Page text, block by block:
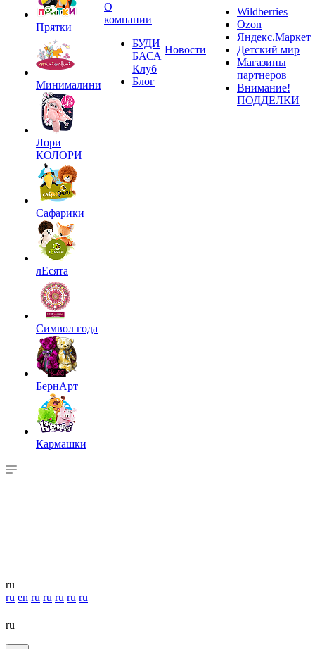
Прятки
Минималини
Лори
КОЛОРИ
Сафарики
лЕсята
Символ года
БернАрт
Кармашки
О
компании
БУДИ
БАСА
Клуб
Блог
Новости
Wildberries
Ozon
Яндекс.Маркет
Детский мир
Магазины
партнеров
Внимание!
ПОДДЕЛКИ
ru
ru en ru ru ru ru ru
ru